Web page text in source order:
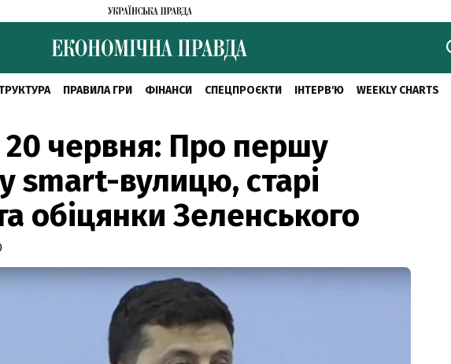
ПРАВИЛА ГРИ ФІНАНСИ СПЕЦПРОЄКТИ ІНТЕРВ'Ю WEEKLY CHARTS
червня: Про першу
smart-вулицю, старі
обіцянки Зеленського